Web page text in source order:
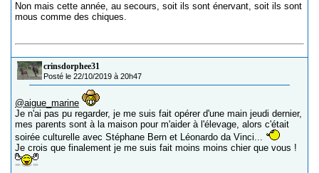
Non mais cette année, au secours, soit ils sont énervant, soit ils sont
mous comme des chiques.
crinsdorphee31
Posté le 22/10/2019 à 20h47
@aigue_marine
Je n'ai pas pu regarder, je me suis fait opérer d'une main jeudi dernier,
mes parents sont à la maison pour m'aider à l'élevage, alors c'était
soirée culturelle avec Stéphane Bern et Léonardo da Vinci...
Je crois que finalement je me suis fait moins moins chier que vous !